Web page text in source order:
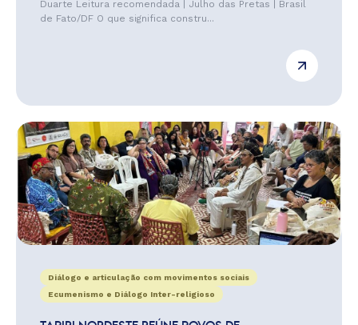
Duarte Leitura recomendada | Julho das Pretas | Brasil
de Fato/DF O que significa constru...
Diálogo e articulação com movimentos sociais
Ecumenismo e Diálogo Inter-religioso